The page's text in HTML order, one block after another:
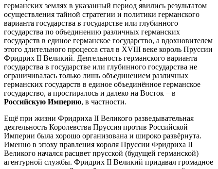
германских землях в указанный период явились результатом
осуществления тайной стратегии и политики германского
варианта государства в государстве или глубинного
государства по объединению различных германских
государств в единое германское государство, а вдохновителем
этого длительного процесса стал в XVIII веке король Пруссии
Фридрих II Великий. Деятельность германского варианта
государства в государстве или глубинного государства не
ограничивалась только лишь объединением различных
германских государств в единое объединённое германское
государство, а простиралось и далеко на Восток – в
Российскую Империю, в частности.
Ещё при жизни Фридриха II Великого разведывательная
деятельность Королевства Пруссия против Российской
Империи была хорошо организована и широко развёрнута.
Именно в эпоху правления короля Пруссии Фридриха II
Великого начался расцвет прусской (будущей германской)
агентурной службы. Фридрих II Великий придавал громадное